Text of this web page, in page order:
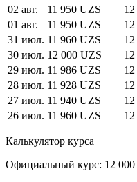
02 авг.
11 950 UZS
01 авг.
11 950 UZS
31 июл. 11 960 UZS
30 июл. 12 000 UZS
29 июл. 11 986 UZS
28 июл. 11 928 UZS
27 июл. 11 940 UZS
26 июл. 11 960 UZS
Калькулятор курса
Официальный курс: 12 000